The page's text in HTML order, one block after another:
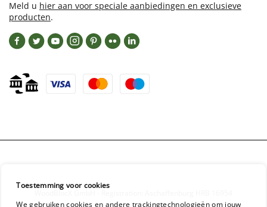
Meld u hier aan voor speciale aanbiedingen en exclusieve
producten.
WoodBlocX GmbH - Registration: Aschaffenburg HRB 16954
Toestemming voor cookies
We gebruiken cookies en andere trackingtechnologieën om jouw